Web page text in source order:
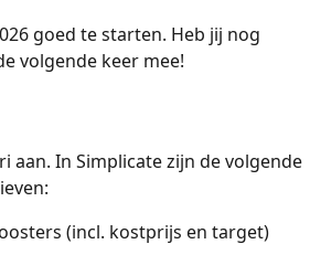
goed te starten. Heb jij nog
volgende keer mee!
aan. In Simplicate zijn de volgende
(incl. kostprijs en target)